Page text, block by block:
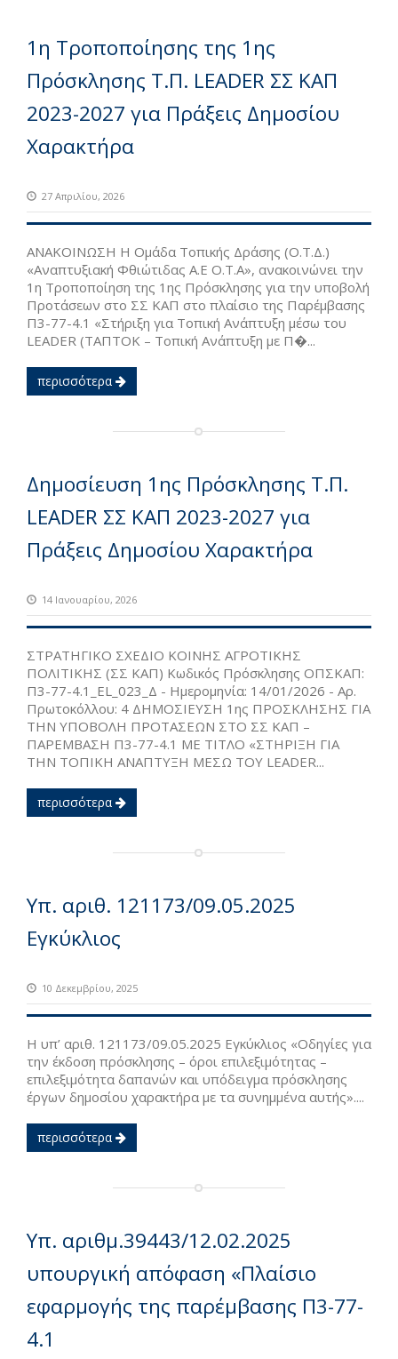
1η Τροποποίησης της 1ης
Πρόσκλησης Τ.Π. LEADER ΣΣ ΚΑΠ
2023-2027 για Πράξεις Δημοσίου
Χαρακτήρα
27 Απριλίου, 2026
ΑΝΑΚΟΙΝΩΣΗ Η Ομάδα Τοπικής Δράσης (Ο.Τ.Δ.)
«Αναπτυξιακή Φθιώτιδας Α.Ε Ο.Τ.Α», ανακοινώνει την
1η Τροποποίηση της 1ης Πρόσκλησης για την υποβολή
Προτάσεων στο ΣΣ ΚΑΠ στο πλαίσιο της Παρέμβασης
Π3-77-4.1 «Στήριξη για Τοπική Ανάπτυξη μέσω του
LEADER (ΤΑΠΤΟΚ – Τοπική Ανάπτυξη με Π�...
περισσότερα
Δημοσίευση 1ης Πρόσκλησης Τ.Π.
LEADER ΣΣ ΚΑΠ 2023-2027 για
Πράξεις Δημοσίου Χαρακτήρα
14 Ιανουαρίου, 2026
ΣΤΡΑΤΗΓΙΚΟ ΣΧΕΔΙΟ ΚΟΙΝΗΣ ΑΓΡΟΤΙΚΗΣ
ΠΟΛΙΤΙΚΗΣ (ΣΣ ΚΑΠ) Κωδικός Πρόσκλησης ΟΠΣΚΑΠ:
Π3-77-4.1_EL_023_Δ - Ημερομηνία: 14/01/2026 - Αρ.
Πρωτοκόλλου: 4 ΔΗΜΟΣΙΕΥΣΗ 1ης ΠΡΟΣΚΛΗΣΗΣ ΓΙΑ
ΤΗΝ ΥΠΟΒΟΛΗ ΠΡΟΤΑΣΕΩΝ ΣΤΟ ΣΣ ΚΑΠ –
ΠΑΡΕΜΒΑΣΗ Π3-77-4.1 ΜΕ ΤΙΤΛΟ «ΣΤΗΡΙΞΗ ΓΙΑ
ΤΗΝ ΤΟΠΙΚΗ ΑΝΑΠΤΥΞΗ ΜΕΣΩ ΤΟΥ LEADER...
περισσότερα
Υπ. αριθ. 121173/09.05.2025
Εγκύκλιος
10 Δεκεμβρίου, 2025
Η υπ’ αριθ. 121173/09.05.2025 Εγκύκλιος «Οδηγίες για
την έκδοση πρόσκλησης – όροι επιλεξιμότητας –
επιλεξιμότητα δαπανών και υπόδειγμα πρόσκλησης
έργων δημοσίου χαρακτήρα με τα συνημμένα αυτής»....
περισσότερα
Υπ. αριθμ.39443/12.02.2025
υπουργική απόφαση «Πλαίσιο
εφαρμογής της παρέμβασης Π3-77-
4.1